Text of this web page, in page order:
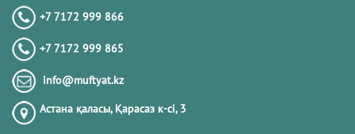
+7 7172 999 866
+7 7172 999 865
info@muftyat.kz
Астана қаласы, Қарасаз к-сi, 3